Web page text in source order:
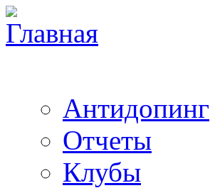
Антидопинг
Отчеты
Клубы